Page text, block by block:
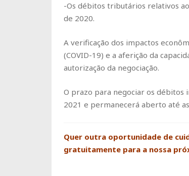
-Os débitos tributários relativos
de 2020.
A verificação dos impactos
(COVID-19) e a aferição da
autorização da negociação.
O prazo para negociar os débitos
2021 e permanecerá aberto até
Quer outra oportunidade de
gratuitamente para a nossa